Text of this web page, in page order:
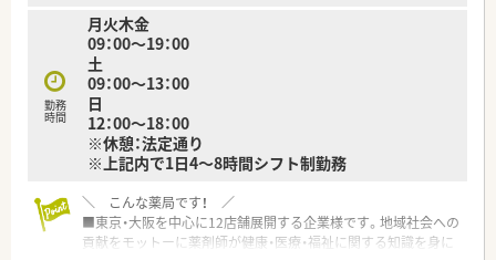
勤務
時間
月火木金
09：00～19：00
土
09：00～13：00
日
12：00～18：00
※休憩：法定通り
※上記内で1日4～8時間シフト制勤務
＼ こんな薬局です！ ／
■東京・大阪を中心に12店舗展開する企業様です。地域社会への
貢献をモットーに薬剤師が健康・医療・福祉に関する知識を身に